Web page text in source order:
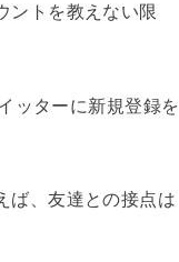
ントを教えない限
ッターに新規登録を
ば、友達との接点は